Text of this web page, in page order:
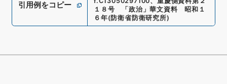
引用例をコピー
１８号 「政治」華文資料 昭和１
６年(防衛省防衛研究所)